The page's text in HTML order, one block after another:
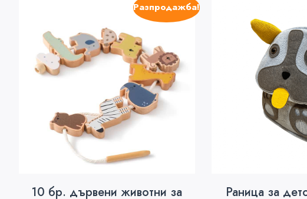
Разпродажба!
10 бр. дървени животни за
Раница за